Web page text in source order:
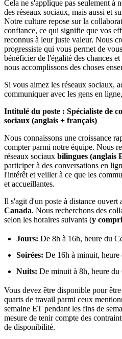
Cela ne s'applique pas seulement à
des réseaux sociaux, mais aussi et
Notre culture repose sur la
confiance, ce qui signifie que vos
reconnus à leur juste valeur. Nous
progressiste qui vous permet de
bénéficier de l'égalité des chances
nous accomplissons des choses
Si vous aimez les réseaux sociaux,
communiquer avec les gens en
Intitulé du poste : Spécialiste de
sociaux (anglais + français)
Nous connaissons une croissance
compter parmi notre équipe. Nous
réseaux sociaux bilingues (anglais
participer à des conversations en
l'intérêt et veiller à ce que les
et accueillantes.
Il s'agit d'un poste à distance ouvert
Canada. Nous recherchons des
selon les horaires suivants (y
Jours: De 8h à 16h, heure du
Soirées: De 16h à minuit,
Nuits: De minuit à 8h, heure
Vous devez être disponible pour
quarts de travail parmi ceux
semaine ET pendant les fins de
mesure de tenir compte des
de disponibilité.